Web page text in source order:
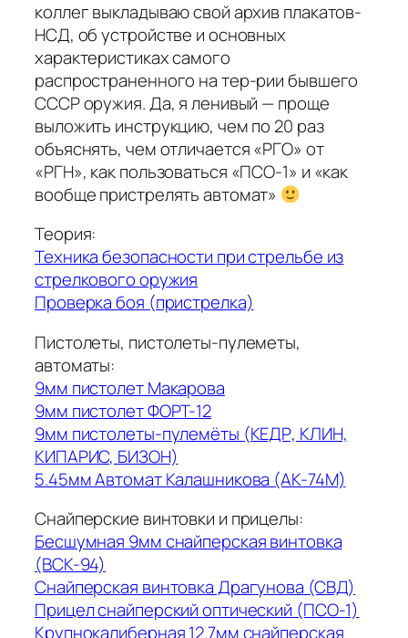
коллег выкладываю свой архив плакатов-
НСД, об устройстве и основных
характеристиках самого
распространенного на тер-рии бывшего
СССР оружия. Да, я ленивый — проще
выложить инструкцию, чем по 20 раз
объяснять, чем отличается «РГО» от
«РГН», как пользоваться «ПСО-1» и «как
вообще пристрелять автомат»
Теория:
Техника безопасности при стрельбе из
стрелкового оружия
Проверка боя (пристрелка)
Пистолеты, пистолеты-пулеметы,
автоматы:
9мм пистолет Макарова
9мм пистолет ФОРТ-12
9мм пистолеты-пулемёты (КЕДР, КЛИН,
КИПАРИС, БИЗОН)
5.45мм Автомат Калашникова (АК-74М)
Снайперские винтовки и прицелы:
Бесшумная 9мм снайперская винтовка
(ВСК-94)
Снайперская винтовка Драгунова (СВД)
Прицел снайперский оптический (ПСО-1)
Крупнокалиберная 12.7мм снайперская